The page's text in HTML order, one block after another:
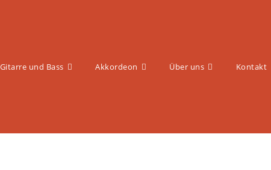
Gitarre und Bass Akkordeon Über uns Kontakt